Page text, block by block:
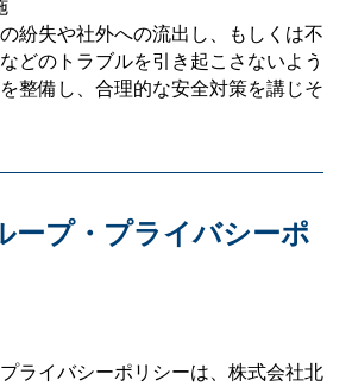
シリーズ
ウドシリーズ
紛失や社外への流出し、もしくは不
どのトラブルを引き起こさないよう
整備し、合理的な安全対策を講じそ
ープ・プライバシーポ
ライバシーポリシーは、株式会社北